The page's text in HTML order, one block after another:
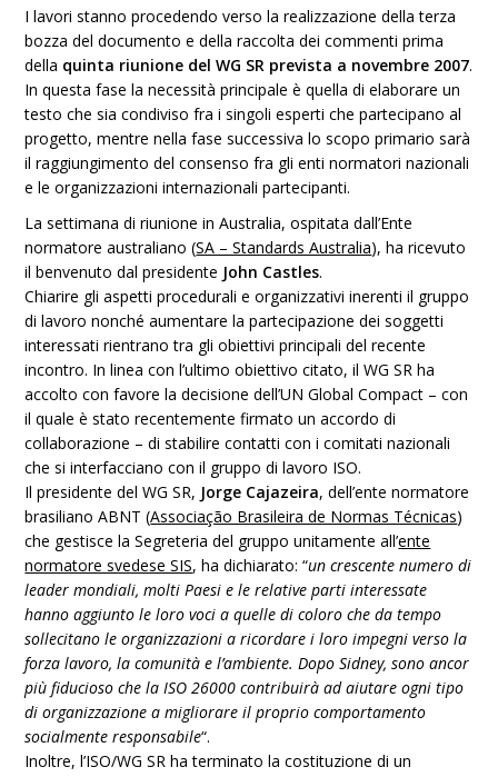
I lavori stanno procedendo verso la realizzazione della terza
bozza del documento e della raccolta dei commenti prima
della quinta riunione del WG SR prevista a novembre 2007.
In questa fase la necessità principale è quella di elaborare un
testo che sia condiviso fra i singoli esperti che partecipano al
progetto, mentre nella fase successiva lo scopo primario sarà
il raggiungimento del consenso fra gli enti normatori nazionali
e le organizzazioni internazionali partecipanti.
La settimana di riunione in Australia, ospitata dall’Ente
normatore australiano (SA – Standards Australia), ha ricevuto
il benvenuto dal presidente John Castles.
Chiarire gli aspetti procedurali e organizzativi inerenti il gruppo
di lavoro nonché aumentare la partecipazione dei soggetti
interessati rientrano tra gli obiettivi principali del recente
incontro. In linea con l’ultimo obiettivo citato, il WG SR ha
accolto con favore la decisione dell’UN Global Compact – con
il quale è stato recentemente firmato un accordo di
collaborazione – di stabilire contatti con i comitati nazionali
che si interfacciano con il gruppo di lavoro ISO.
Il presidente del WG SR, Jorge Cajazeira, dell’ente normatore
brasiliano ABNT (Associação Brasileira de Normas Técnicas)
che gestisce la Segreteria del gruppo unitamente all’ente
normatore svedese SIS, ha dichiarato: “un crescente numero di
leader mondiali, molti Paesi e le relative parti interessate
hanno aggiunto le loro voci a quelle di coloro che da tempo
sollecitano le organizzazioni a ricordare i loro impegni verso la
forza lavoro, la comunità e l’ambiente. Dopo Sidney, sono ancor
più fiducioso che la ISO 26000 contribuirà ad aiutare ogni tipo
di organizzazione a migliorare il proprio comportamento
socialmente responsabile“.
Inoltre, l’ISO/WG SR ha terminato la costituzione di un